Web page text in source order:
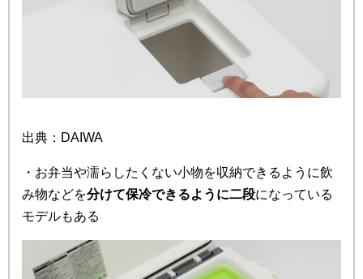
出典：DAIWA
・お弁当や濡らしたくない小物を収納できるように飲
み物などを分けて保冷できるように二段になっている
モデルもある